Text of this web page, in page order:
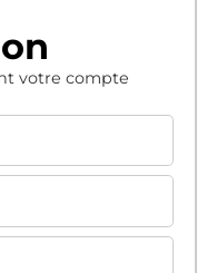
votre compte